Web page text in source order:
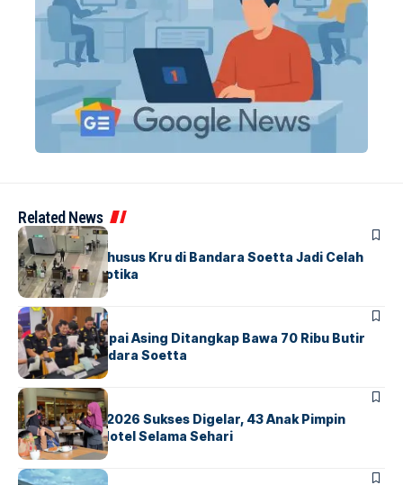
Related News
BANDARABERITA
Ketika Jalur Khusus Kru di Bandara Soetta Jadi Celah
Sindikat Narkotika
BANDARA BERITA
Kopilot Maskapai Asing Ditangkap Bawa 70 Ribu Butir
Ekstasi di Bandara Soetta
BERITAINDEX
GM For A Day 2026 Sukses Digelar, 43 Anak Pimpin
Operasional Hotel Selama Sehari
BANDARA BERITA